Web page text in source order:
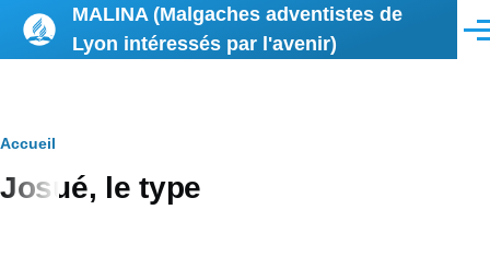
Aller au contenu principal
MALINA (Malgaches adventistes de
Lyon intéressés par l'avenir)
Fil
d'Ariane
Accueil
Josué, le type